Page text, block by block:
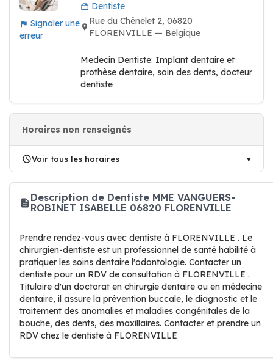
Signaler une
erreur
Dentiste
Rue du Chênelet 2, 06820
FLORENVILLE — Belgique
Medecin Dentiste: Implant dentaire et
prothèse dentaire, soin des dents, docteur
dentiste
Horaires non renseignés
Voir tous les horaires
Description de Dentiste MME VANGUERS-
ROBINET ISABELLE 06820 FLORENVILLE
Prendre rendez-vous avec dentiste à FLORENVILLE . Le
chirurgien-dentiste est un professionnel de santé habilité à
pratiquer les soins dentaire l'odontologie. Contacter un
dentiste pour un RDV de consultation à FLORENVILLE .
Titulaire d'un doctorat en chirurgie dentaire ou en médecine
dentaire, il assure la prévention buccale, le diagnostic et le
traitement des anomalies et maladies congénitales de la
bouche, des dents, des maxillaires. Contacter et prendre un
RDV chez le dentiste à FLORENVILLE